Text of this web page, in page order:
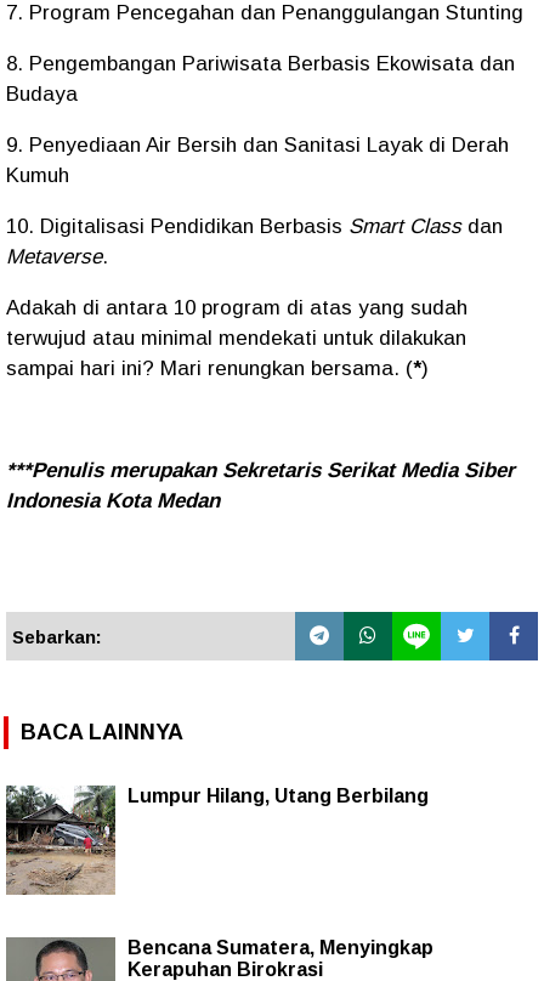
7. Program Pencegahan dan Penanggulangan Stunting
8. Pengembangan Pariwisata Berbasis Ekowisata dan
Budaya
9. Penyediaan Air Bersih dan Sanitasi Layak di Derah
Kumuh
10. Digitalisasi Pendidikan Berbasis Smart Classdan
Metaverse.
Adakah di antara 10 program di atas yang sudah
terwujud atau minimal mendekati untuk dilakukan
sampai hari ini? Mari renungkan bersama. (*)
***Penulis merupakan Sekretaris Serikat Media Siber
Indonesia Kota Medan
Sebarkan:
BACA LAINNYA
Lumpur Hilang, Utang Berbilang
Bencana Sumatera, Menyingkap
Kerapuhan Birokrasi